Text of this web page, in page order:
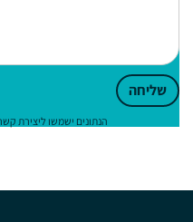
שליחה
הנתונים ישמשו ליצירת